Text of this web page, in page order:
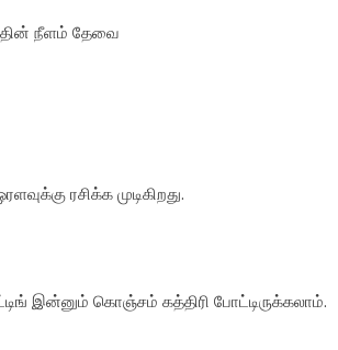
நீளம் தேவை
ரசிக்க முடிகிறது.
இன்னும் கொஞ்சம் கத்திரி போட்டிருக்கலாம்.